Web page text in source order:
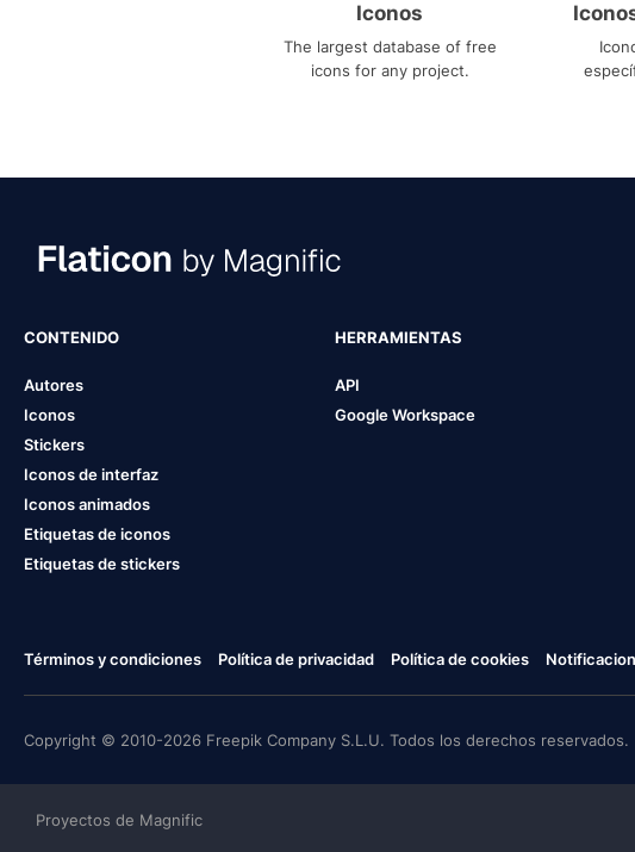
Iconos
The largest database of free
icons for any project.
CONTENIDO
Autores
Iconos
Stickers
Iconos de interfaz
Iconos animados
Etiquetas de iconos
Etiquetas de stickers
HERRAMIENTAS
API
Google Workspace
Términos y condiciones Política de privacidad Política de cookies
Copyright © 2010-2026 Freepik Company S.L.U. Todos los derechos reservados.
Proyectos de Magnific